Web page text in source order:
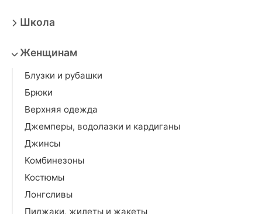
Школа
Женщинам
Блузки и рубашки
Брюки
Верхняя одежда
Джемперы, водолазки и кардиганы
Джинсы
Комбинезоны
Костюмы
Лонгсливы
Пиджаки, жилеты и жакеты